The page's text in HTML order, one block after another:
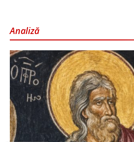
Analiză